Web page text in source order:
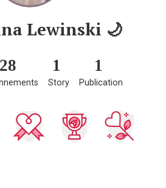
Lewinski 🌙
28 1
Story
1
Publication